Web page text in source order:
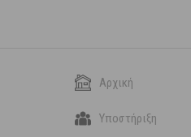
Αρχική
Υποστήριξη